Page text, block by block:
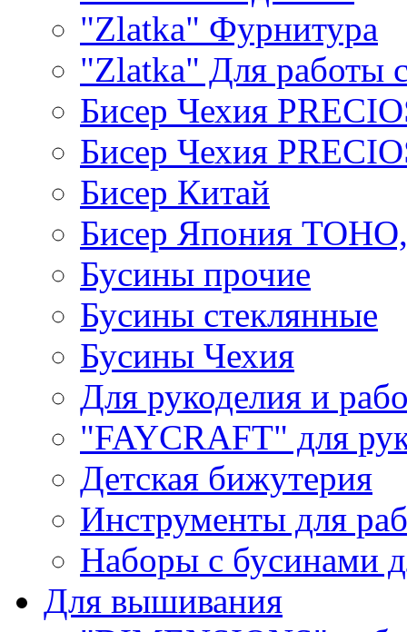
"Zlatka" Фурнитура
"Zlatka" Для работы
Бисер Чехия
Бисер Чехия
Бисер Китай
Бисер Япония
Бусины прочие
Бусины стеклянные
Бусины Чехия
Для рукоделия и
"FAYCRAFT" для
Детская бижутерия
Инструменты для
Наборы с бусинами
Для вышивания